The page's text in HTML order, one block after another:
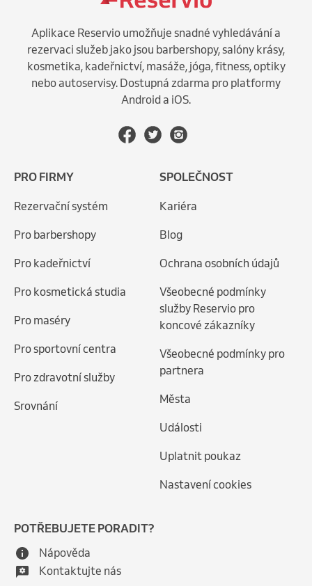
Aplikace Reservio umožňuje snadné vyhledávání a
rezervaci služeb jako jsou barbershopy, salóny krásy,
kosmetika, kadeřnictví, masáže, jóga, fitness, optiky
nebo autoservisy. Dostupná zdarma pro platformy
Android a iOS.
PRO FIRMY
Rezervační systém
Pro barbershopy
Pro kadeřnictví
Pro kosmetická studia
Pro maséry
Pro sportovní centra
Pro zdravotní služby
Srovnání
SPOLEČNOST
Kariéra
Blog
Ochrana osobních údajů
Všeobecné podmínky
služby Reservio pro
koncové zákazníky
Všeobecné podmínky pro
partnera
Města
Události
Uplatnit poukaz
Nastavení cookies
POTŘEBUJETE PORADIT?
Nápověda
Kontaktujte nás